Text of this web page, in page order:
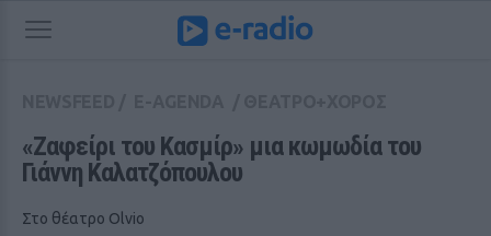
«Ζαφείρι του Κασμίρ» μια κωμωδία του
Γιάννη Καλατζόπουλου
Στο θέατρο Olvio